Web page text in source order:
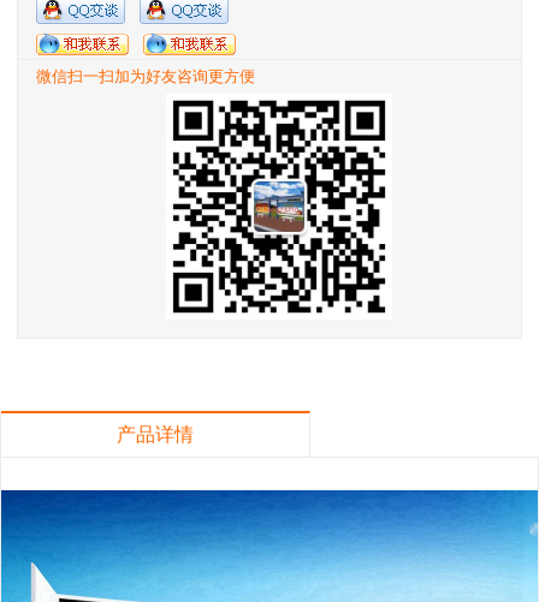
微信扫一扫加为好友咨询更方便
产品详情